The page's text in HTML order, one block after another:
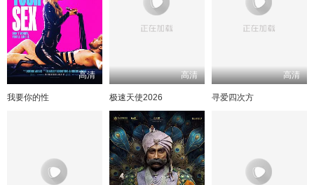
高清
我要你的性
高清
极速天使2026
高清
寻爱四次方